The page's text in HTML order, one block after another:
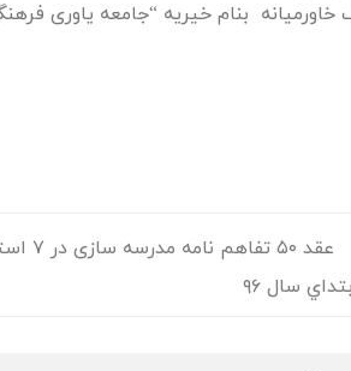
خاورمیانه بنام خیریه “جامعه یاوری
عقد ٥٠
سال ٩٦